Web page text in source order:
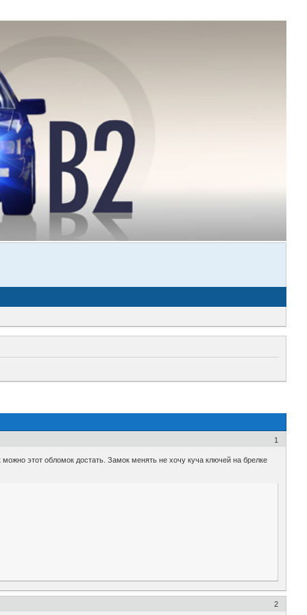
1
этот обломок достать. Замок менять не хочу куча ключей на брелке
2